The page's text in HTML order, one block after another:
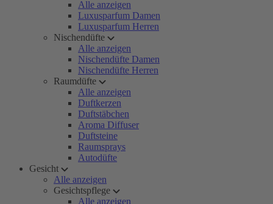
Alle anzeigen
Luxusparfum Damen
Luxusparfum Herren
Nischendüfte
Alle anzeigen
Nischendüfte Damen
Nischendüfte Herren
Raumdüfte
Alle anzeigen
Duftkerzen
Duftstäbchen
Aroma Diffuser
Duftsteine
Raumsprays
Autodüfte
Gesicht
Alle anzeigen
Gesichtspflege
Alle anzeigen